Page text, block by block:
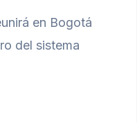
en Bogotá
del sistema